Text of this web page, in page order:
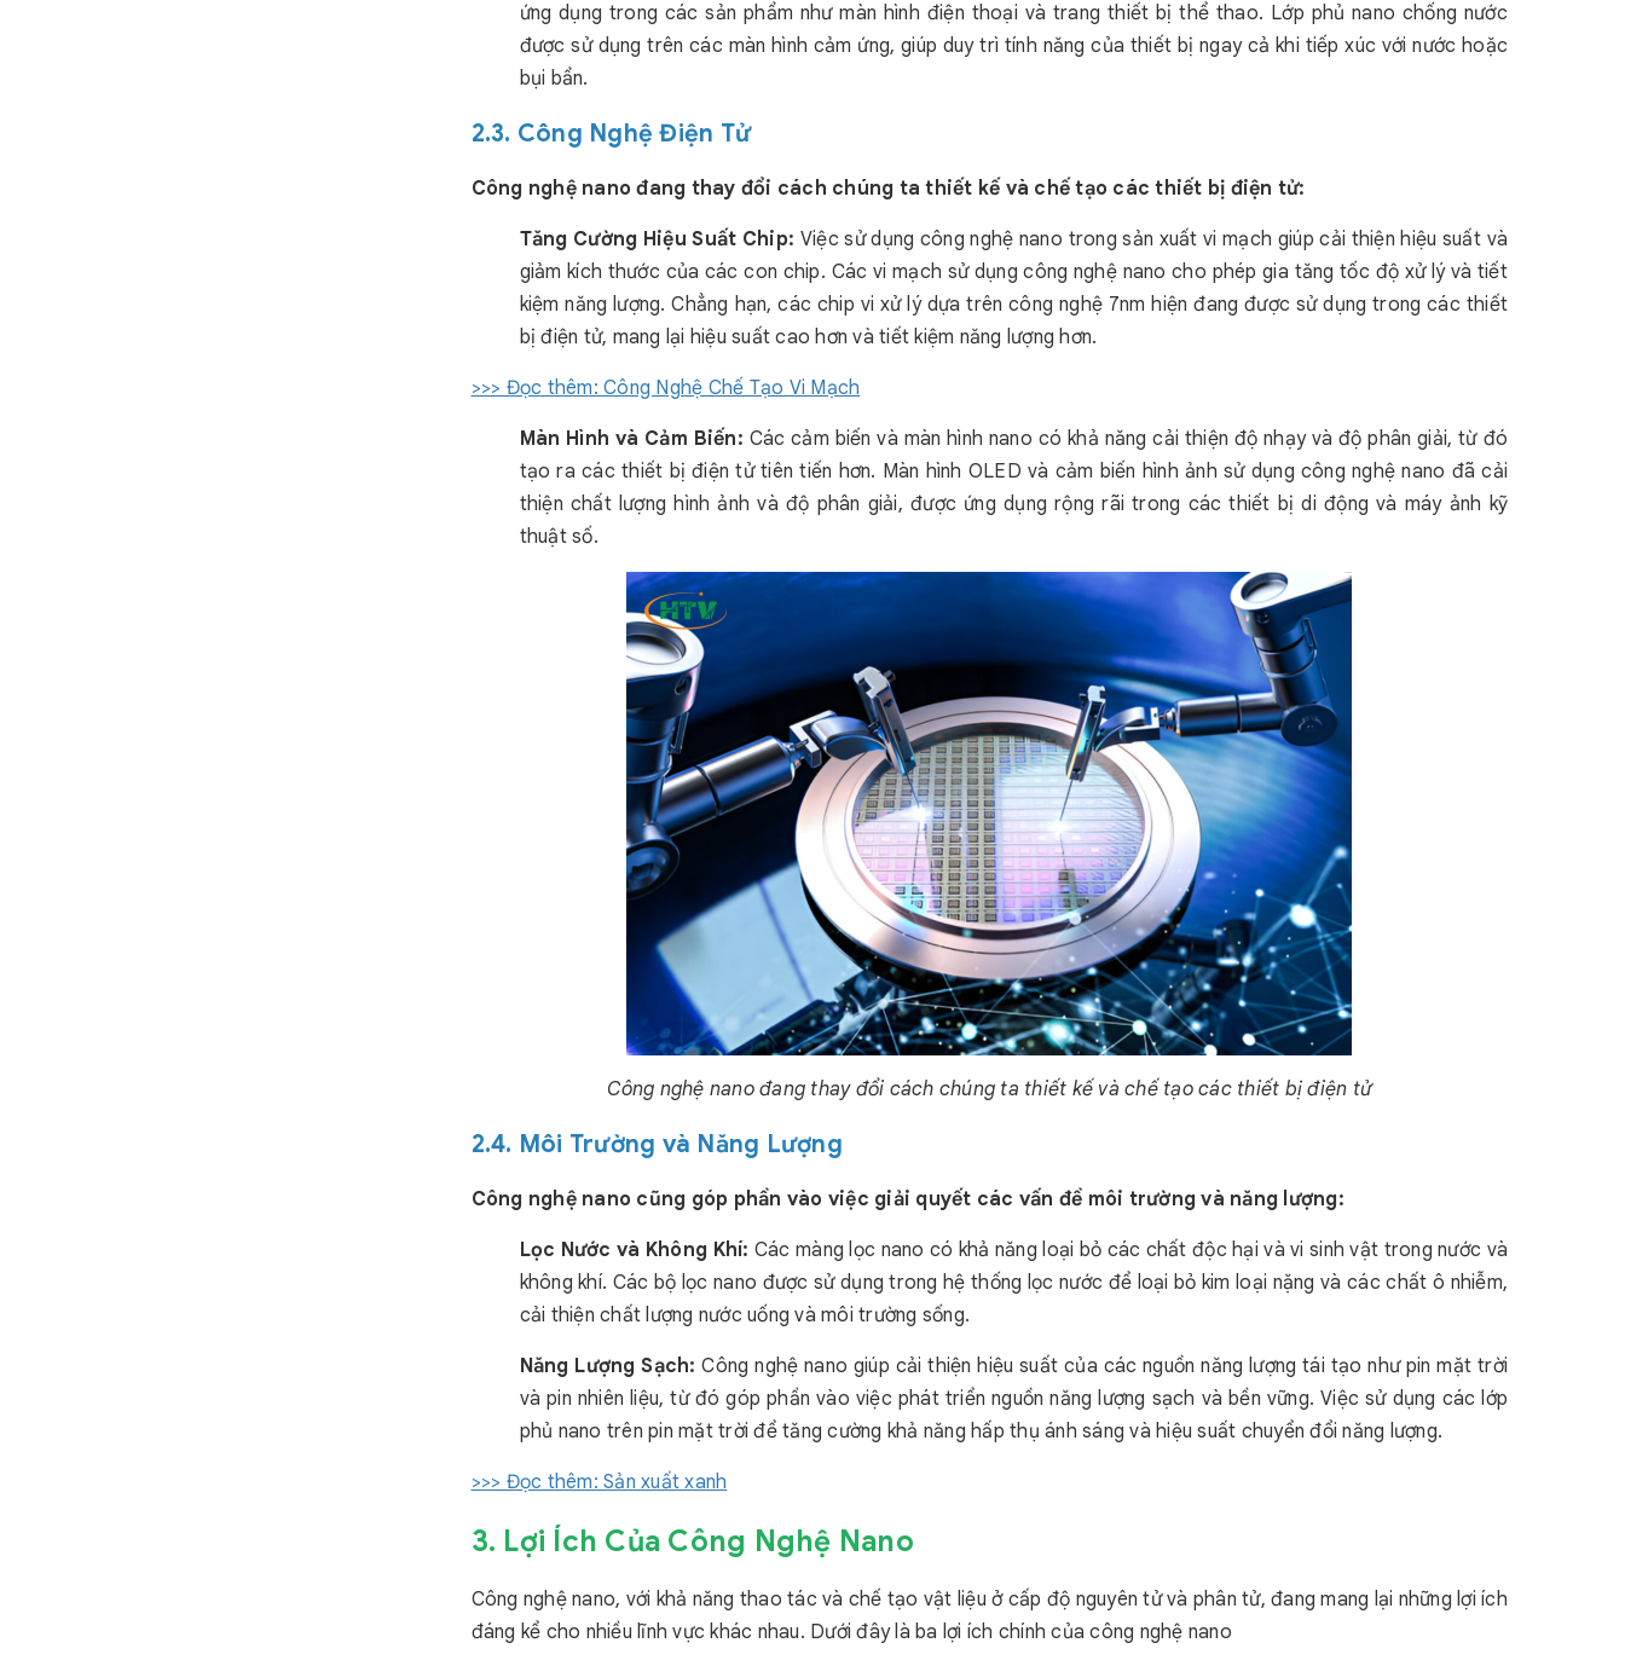
ứng dụng trong các sản phẩm như màn hình điện thoại và trang thiết bị thể thao. Lớp phủ nano chống nước
được sử dụng trên các màn hình cảm ứng, giúp duy trì tính năng của thiết bị ngay cả khi tiếp xúc với nước hoặc
bụi bẩn.
2.3. Công Nghệ Điện Tử
Công nghệ nano đang thay đổi cách chúng ta thiết kế và chế tạo các thiết bị điện tử:
Tăng Cường Hiệu Suất Chip: Việc sử dụng công nghệ nano trong sản xuất vi mạch giúp cải thiện hiệu suất và
giảm kích thước của các con chip. Các vi mạch sử dụng công nghệ nano cho phép gia tăng tốc độ xử lý và tiết
kiệm năng lượng. Chẳng hạn, các chip vi xử lý dựa trên công nghệ 7nm hiện đang được sử dụng trong các thiết
bị điện tử, mang lại hiệu suất cao hơn và tiết kiệm năng lượng hơn.
>>> Đọc thêm: Công Nghệ Chế Tạo Vi Mạch
Màn Hình và Cảm Biến: Các cảm biến và màn hình nano có khả năng cải thiện độ nhạy và độ phân giải, từ đó
tạo ra các thiết bị điện tử tiên tiến hơn. Màn hình OLED và cảm biến hình ảnh sử dụng công nghệ nano đã cải
thiện chất lượng hình ảnh và độ phân giải, được ứng dụng rộng rãi trong các thiết bị di động và máy ảnh kỹ
thuật số.
Công nghệ nano đang thay đổi cách chúng ta thiết kế và chế tạo các thiết bị điện tử
2.4. Môi Trường và Năng Lượng
Công nghệ nano cũng góp phần vào việc giải quyết các vấn đề môi trường và năng lượng:
Lọc Nước và Không Khí: Các màng lọc nano có khả năng loại bỏ các chất độc hại và vi sinh vật trong nước và
không khí. Các bộ lọc nano được sử dụng trong hệ thống lọc nước để loại bỏ kim loại nặng và các chất ô nhiễm,
cải thiện chất lượng nước uống và môi trường sống.
Năng Lượng Sạch:Công nghệ nano giúp cải thiện hiệu suất của các nguồn năng lượng tái tạo như pin mặt trời
và pin nhiên liệu, từ đó góp phần vào việc phát triển nguồn năng lượng sạch và bền vững. Việc sử dụng các lớp
phủ nano trên pin mặt trời để tăng cường khả năng hấp thụ ánh sáng và hiệu suất chuyển đổi năng lượng.
>>> Đọc thêm: Sản xuất xanh
3. Lợi Ích Của Công Nghệ Nano
Công nghệ nano, với khả năng thao tác và chế tạo vật liệu ở cấp độ nguyên tử và phân tử, đang mang lại những lợi ích
đáng kể cho nhiều lĩnh vực khác nhau. Dưới đây là ba lợi ích chính của công nghệ nano